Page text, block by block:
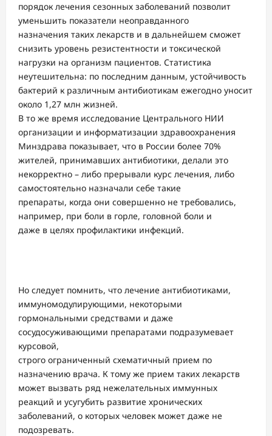
порядок лечения сезонных заболеваний позволит
уменьшить показатели неоправданного
назначения таких лекарств и в дальнейшем сможет
снизить уровень резистентности и токсической
нагрузки на организм пациентов. Статистика
неутешительна: по последним данным, устойчивость
бактерий к различным антибиотикам ежегодно уносит
около 1,27 млн жизней.
В то же время исследование Центрального НИИ
организации и информатизации здравоохранения
Минздрава показывает, что в России более 70%
жителей, принимавших антибиотики, делали это
некорректно – либо прерывали курс лечения, либо
самостоятельно назначали себе такие
препараты, когда они совершенно не требовались,
например, при боли в горле, головной боли и
даже в целях профилактики инфекций.
Но следует помнить, что лечение антибиотиками,
иммуномодулирующими, некоторыми
гормональными средствами и даже
сосудосуживающими препаратами подразумевает
курсовой,
строго ограниченный схематичный прием по
назначению врача. К тому же прием таких лекарств
может вызвать ряд нежелательных иммунных
реакций и усугубить развитие хронических
заболеваний, о которых человек может даже не
подозревать.